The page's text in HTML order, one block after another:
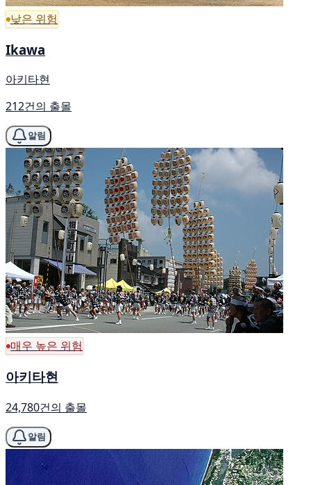
낮은 위험
Ikawa
아키타현
212건의 출몰
알림
매우 높은 위험
아키타현
24,780건의 출몰
알림